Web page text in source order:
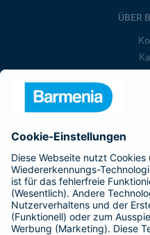
ÜBER
Barmenia ist Teil
Kranken-